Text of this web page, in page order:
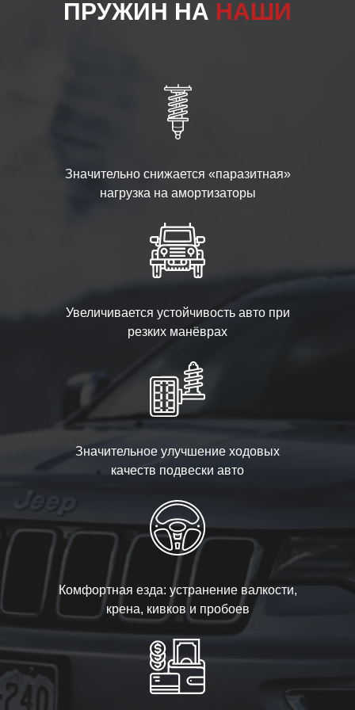
ПРУЖИН НА НАШИ
Значительно снижается «паразитная»
нагрузка на амортизаторы
Увеличивается устойчивость авто при
резких манёврах
Значительное улучшение ходовых
качеств подвески авто
Комфортная езда: устранение валкости,
крена, кивков и пробоев